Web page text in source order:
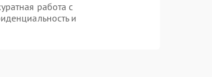
работа с
и